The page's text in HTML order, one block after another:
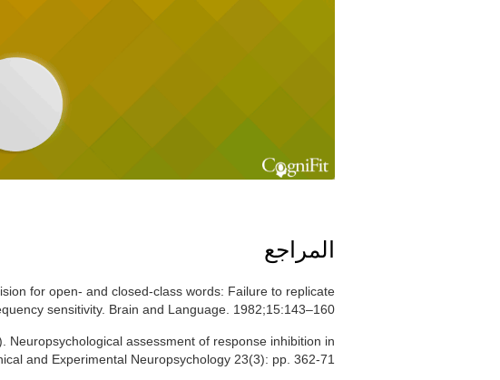
المراجع
for open- and closed-class words: Failure to replicate
sensitivity. Brain and Language. 1982;15:143–160.
Neuropsychological assessment of response inhibition in
and Experimental Neuropsychology 23(3): pp. 362-71.